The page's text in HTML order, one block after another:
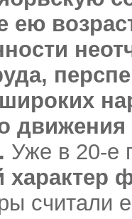
ею
широких
Уже в 20-е
считали